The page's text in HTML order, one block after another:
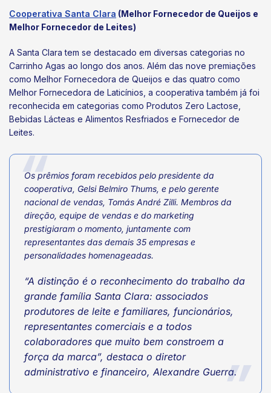
Cooperativa Santa Clara (Melhor Fornecedor de Queijos e
Melhor Fornecedor de Leites)
A Santa Clara tem se destacado em diversas categorias no
Carrinho Agas ao longo dos anos. Além das nove premiações
como Melhor Fornecedora de Queijos e das quatro como
Melhor Fornecedora de Laticínios, a cooperativa também já foi
reconhecida em categorias como Produtos Zero Lactose,
Bebidas Lácteas e Alimentos Resfriados e Fornecedor de
Leites.
Os prêmios foram recebidos pelo presidente da
cooperativa, Gelsi Belmiro Thums, e pelo gerente
nacional de vendas, Tomás André Zilli. Membros da
direção, equipe de vendas e do marketing
prestigiaram o momento, juntamente com
representantes das demais 35 empresas e
personalidades homenageadas.
“A distinção é o reconhecimento do trabalho da
grande família Santa Clara: associados
produtores de leite e familiares, funcionários,
representantes comerciais e a todos
colaboradores que muito bem constroem a
força da marca”, destaca o diretor
administrativo e financeiro, Alexandre Guerra.